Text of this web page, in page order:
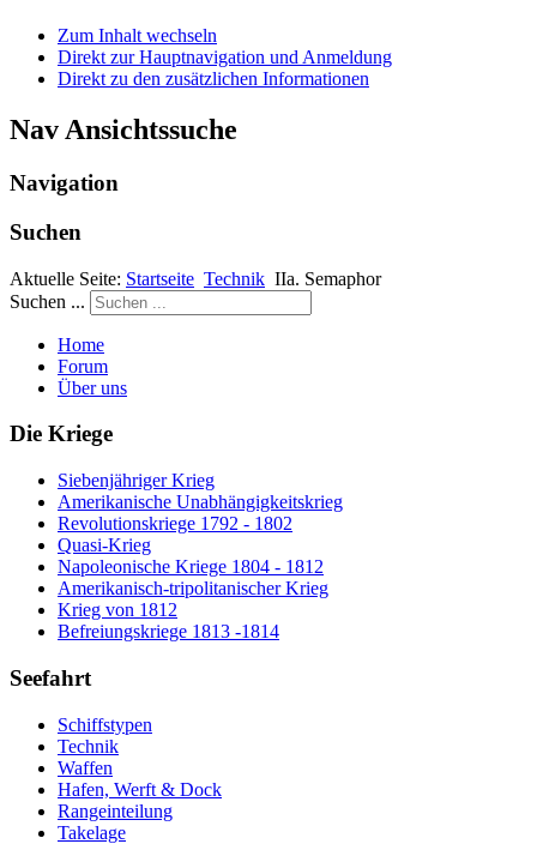
Zum Inhalt wechseln
Direkt zur Hauptnavigation und Anmeldung
Direkt zu den zusätzlichen Informationen
Nav Ansichtssuche
Navigation
Suchen
Aktuelle Seite: Startseite Technik IIa. Semaphor
Suchen ...
Home
Forum
Über uns
Die Kriege
Siebenjähriger Krieg
Amerikanische Unabhängigkeitskrieg
Revolutionskriege 1792 - 1802
Quasi-Krieg
Napoleonische Kriege 1804 - 1812
Amerikanisch-tripolitanischer Krieg
Krieg von 1812
Befreiungskriege 1813 -1814
Seefahrt
Schiffstypen
Technik
Waffen
Hafen, Werft & Dock
Rangeinteilung
Takelage